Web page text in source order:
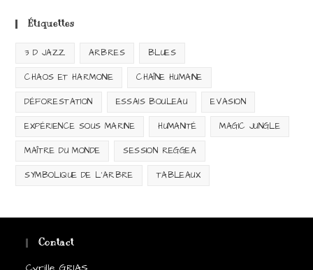
Étiquettes
3 D JAZZ ARBRES BLUES
CHAOS ET HARMONIE CHAÎNE HUMAINE
DÉFORESTATION ESSAIS BOULEAU EVASION
EXPÉRIENCE SOUS MARINE HUMANITÉ MAGIC JUNGLE
MAÎTRE DU MONDE SESSION REGGEA
SYMBOLIQUE DE L'ARBRE TABLEAUX
Contact